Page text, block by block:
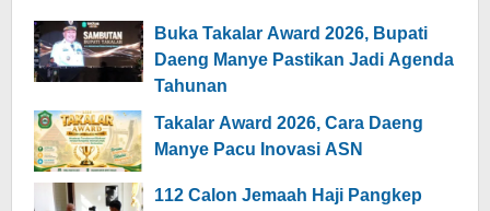
Buka Takalar Award 2026, Bupati
Daeng Manye Pastikan Jadi Agenda
Tahunan
Takalar Award 2026, Cara Daeng
Manye Pacu Inovasi ASN
112 Calon Jemaah Haji Pangkep